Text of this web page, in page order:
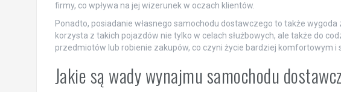
firmy, co wpływa na jej wizerunek w oczach klientów.
Ponadto, posiadanie własnego samochodu dostawczego to także wygoda
korzysta z takich pojazdów nie tylko w celach służbowych, ale także do
przedmiotów lub robienie zakupów, co czyni życie bardziej komfortowym i
Jakie są wady wynajmu samochodu